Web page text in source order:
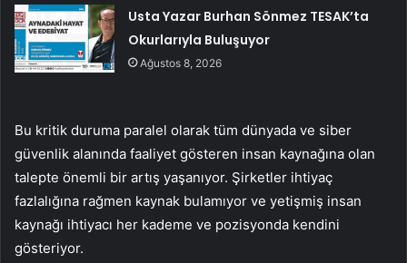
Usta Yazar Burhan Sönmez TESAK’ta
Okurlarıyla Buluşuyor
Ağustos 8, 2026
Bu kritik duruma paralel olarak tüm dünyada ve siber
güvenlik alanında faaliyet gösteren insan kaynağına olan
talepte önemli bir artış yaşanıyor. Şirketler ihtiyaç
fazlalığına rağmen kaynak bulamıyor ve yetişmiş insan
kaynağı ihtiyacı her kademe ve pozisyonda kendini
gösteriyor.